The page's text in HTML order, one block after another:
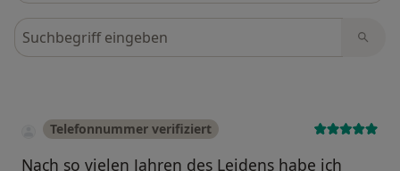
Bewertungen durchsuchen
Telefonnummer verifiziert
Nach so vielen Jahren des Leidens habe ich